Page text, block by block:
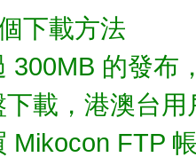
下載方法
300MB 的發布
載，港澳台
Mikocon FTP